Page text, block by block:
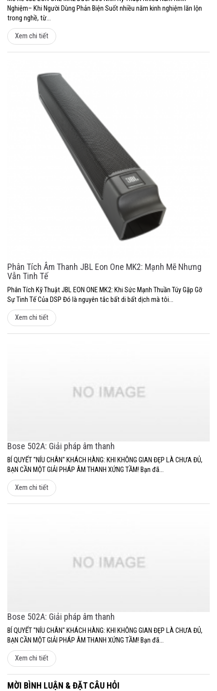
Nghiệm– Khi Người Dùng Phản Biện Suốt nhiều năm kinh nghiệm lăn lộn
trong nghề, từ...
Xem chi tiết
Phân Tích Âm Thanh JBL Eon One MK2: Mạnh Mẽ Nhưng
Vẫn Tinh Tế
Phân Tích Kỹ Thuật JBL EON ONE MK2: Khi Sức Mạnh Thuần Túy Gặp Gỡ
Sự Tinh Tế Của DSP Đó là nguyên tắc bất di bất dịch mà tôi...
Xem chi tiết
Bose 502A: Giải pháp âm thanh
BÍ QUYẾT "NÍU CHÂN" KHÁCH HÀNG: KHI KHÔNG GIAN ĐẸP LÀ CHƯA ĐỦ,
BẠN CẦN MỘT GIẢI PHÁP ÂM THANH XỨNG TẦM! Bạn đã...
Xem chi tiết
Bose 502A: Giải pháp âm thanh
BÍ QUYẾT "NÍU CHÂN" KHÁCH HÀNG: KHI KHÔNG GIAN ĐẸP LÀ CHƯA ĐỦ,
BẠN CẦN MỘT GIẢI PHÁP ÂM THANH XỨNG TẦM! Bạn đã...
Xem chi tiết
MỜI BÌNH LUẬN & ĐẶT CÂU HỎI